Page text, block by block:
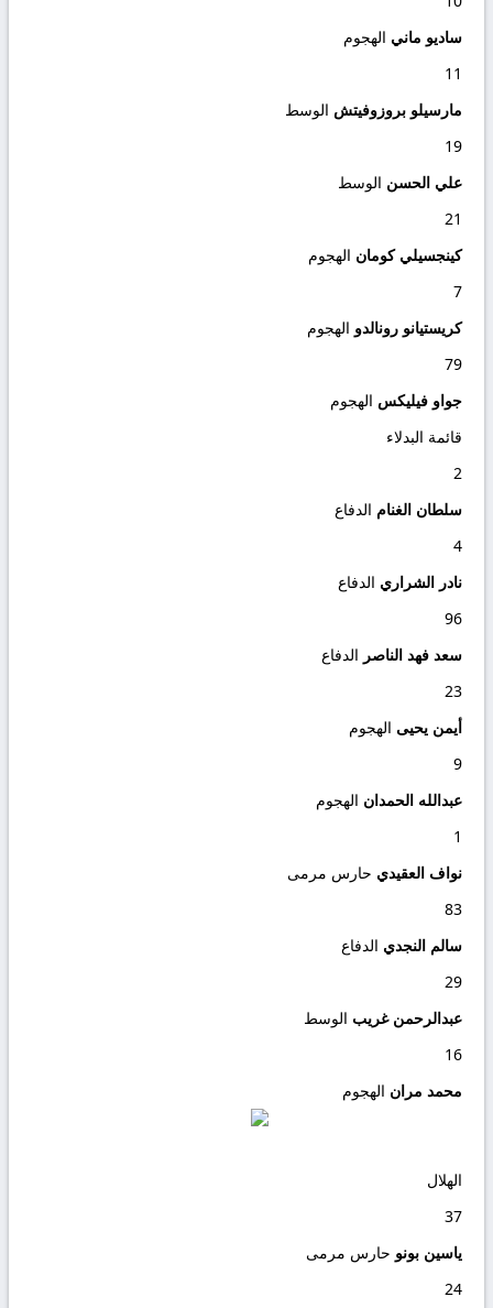
ساديو ماني الهجوم
11
مارسيلو بروزوفيتش الوسط
19
علي الحسن الوسط
21
كينجسيلي كومان الهجوم
7
كريستيانو رونالدو الهجوم
79
جواو فيليكس الهجوم
قائمة البدلاء
2
سلطان الغنام الدفاع
4
نادر الشراري الدفاع
96
سعد فهد الناصر الدفاع
23
أيمن يحيى الهجوم
9
عبدالله الحمدان الهجوم
1
نواف العقيدي حارس مرمى
83
سالم النجدي الدفاع
29
عبدالرحمن غريب الوسط
16
محمد مران الهجوم
الهلال
37
ياسين بونو حارس مرمى
24